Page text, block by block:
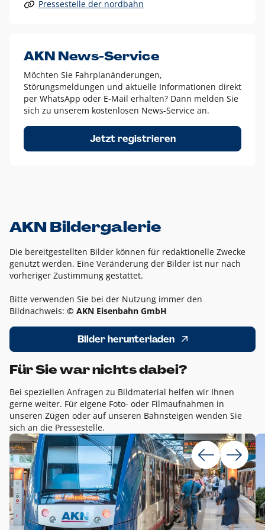
Alle anderen Logo-Varianten dürfen nur in Ausnahmefällen
Diese Ausnahmen sind zum Beispiel:
dem AKN Blau,
weißes Logo auf Fotohintergründen,
schwarzes Logo für reine Schwarz-Weiß-Umsetzungen
Um das Logo herum muss ein Schutzraum von jeweils einer
Höhe bzw. Breite des N aus AKN in alle Richtungen
Pressestelle der nordbahn
AKN News-Service
Möchten Sie Fahrplanänderungen,
Störungsmeldungen und aktuelle Informationen direkt
per WhatsApp oder E-Mail erhalten? Dann melden Sie
sich zu unserem kostenlosen News-Service an.
Jetzt registrieren
AKN Bildergalerie
Die bereitgestellten Bilder können für redaktionelle Zwecke
genutzt werden. Eine Veränderung der Bilder ist nur nach
vorheriger Zustimmung gestattet.
Bitte verwenden Sie bei der Nutzung immer den
Bildnachweis: © AKN Eisenbahn GmbH
Bilder herunterladen
Für Sie war nichts dabei?
Bei speziellen Anfragen zu Bildmaterial helfen wir Ihnen
gerne weiter. Für eigene Foto- oder Filmaufnahmen in
unseren Zügen oder auf unseren Bahnsteigen wenden Sie
sich an die Pressestelle.